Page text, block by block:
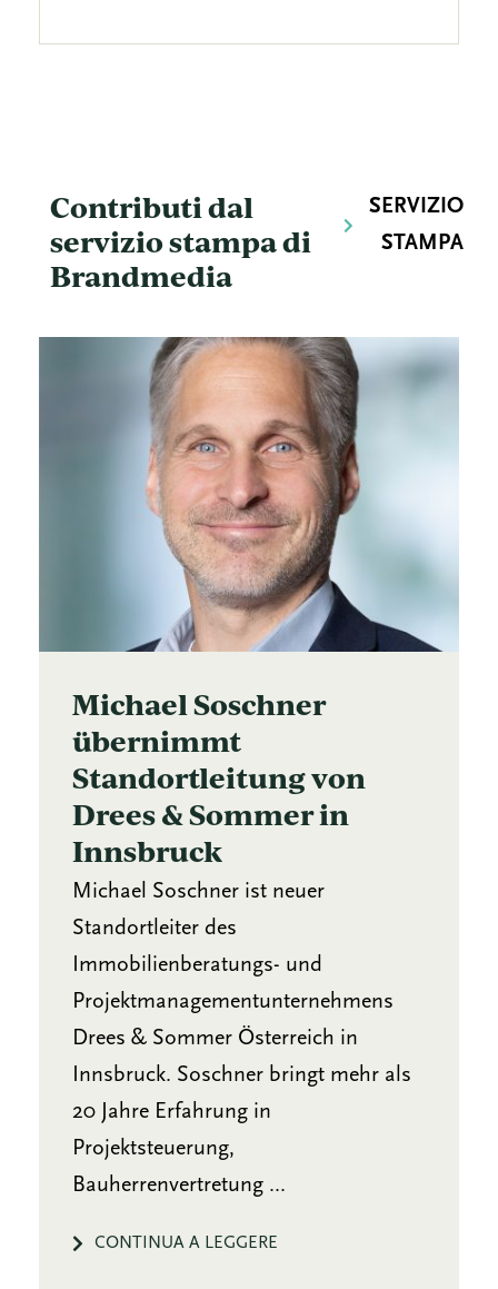
Contributi dal
servizio stampa di
Brandmedia
SERVIZIO
STAMPA
Michael Soschner
übernimmt
Standortleitung von
Drees & Sommer in
Innsbruck
Michael Soschner ist neuer
Standortleiter des
Immobilienberatungs- und
Projektmanagementunternehmens
Drees & Sommer Österreich in
Innsbruck. Soschner bringt mehr als
20 Jahre Erfahrung in
Projektsteuerung,
Bauherrenvertretung ...
CONTINUA A LEGGERE